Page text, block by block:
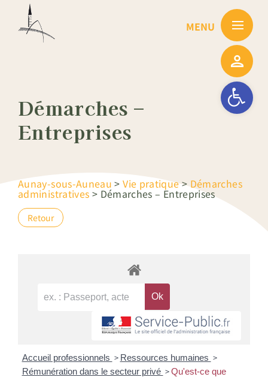
Ouvrir la
Démarches –
Entreprises
Aunay-sous-Auneau >Vie pratique>Démarches
administratives > Démarches – Entreprises
Retour
Accueil professionnels > Ressources humaines >
Rémunération dans le secteur privé > Qu'est-ce que